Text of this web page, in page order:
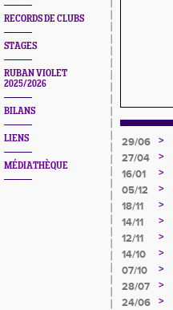
RECORDS DE CLUBS
STAGES
RUBAN VIOLET
2025/2026
BILANS
LIENS
MÉDIATHÈQUE
29/06 >
27/04
>
16/01
>
05/12 >
18/11
>
14/11
>
12/11
>
14/10
>
07/10
>
28/07
>
24/06
>